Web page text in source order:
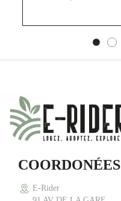
COORDONÉES
E-Rider